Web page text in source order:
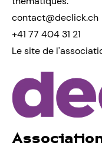
contact@declick.ch
+41 77 404 31 21
Le site de
Association